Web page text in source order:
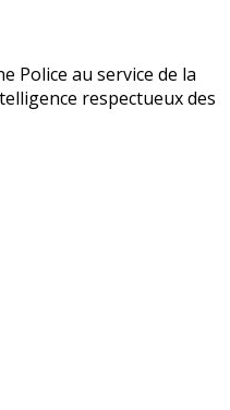
Police au service de la
respectueux des